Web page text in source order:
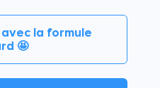
avec la formule
🤩